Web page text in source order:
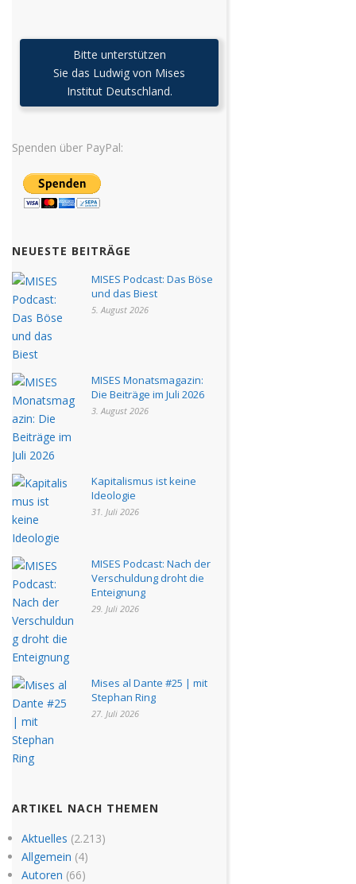
Bitte unterstützen
Sie das Ludwig von Mises
Institut Deutschland.
Spenden über PayPal:
NEUESTE BEITRÄGE
MISES Podcast: Das Böse
und das Biest
5. August 2026
MISES Monatsmagazin:
Die Beiträge im Juli 2026
3. August 2026
Kapitalismus ist keine
Ideologie
31. Juli 2026
MISES Podcast: Nach der
Verschuldung droht die
Enteignung
29. Juli 2026
Mises al Dante #25 | mit
Stephan Ring
27. Juli 2026
ARTIKEL NACH THEMEN
Aktuelles (2.213)
Allgemein (4)
Autoren (66)